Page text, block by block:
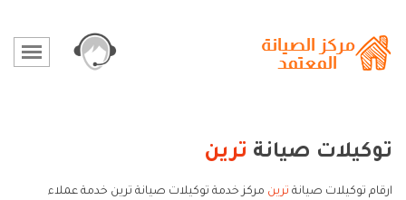
توكيلات صيانة ترين
ارقام توكيلات صيانة ترين مركز خدمة توكيلات صيانة ترين خدمة عملاء